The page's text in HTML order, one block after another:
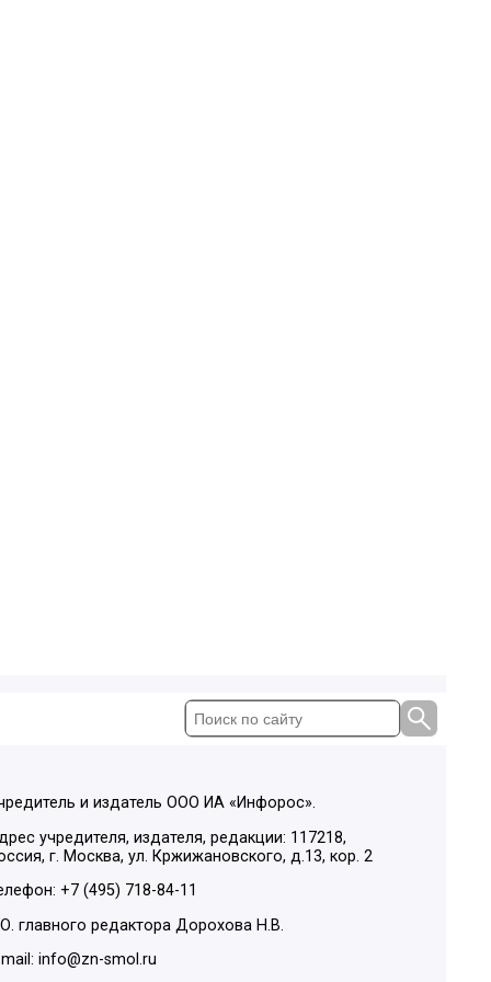
и издатель ООО ИА «Инфорос».
учредителя, издателя, редакции: 117218,
г. Москва, ул. Кржижановского, д.13, кор. 2
+7 (495) 718-84-11
главного редактора Дорохова Н.В.
info@zn-smol.ru